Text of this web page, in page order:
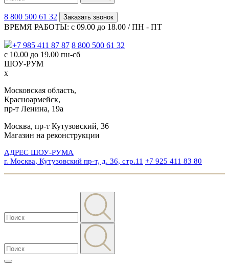
8 800 500 61 32 Заказать звонок
ВРЕМЯ РАБОТЫ: с 09.00 до 18.00 / ПН - ПТ
+7 985 411 87 87 8 800 500 61 32
с 10.00 до 19.00 пн-сб
ШОУ-РУМ
x
Московская область,
Красноармейск,
пр-т Ленина, 19а
Москва, пр-т Кутузовский, 36
Магазин на реконструкции
АДРЕС ШОУ-РУМА
г. Москва, Кутузовский пр-т, д. 36, стр.11 +7 925 411 83 80